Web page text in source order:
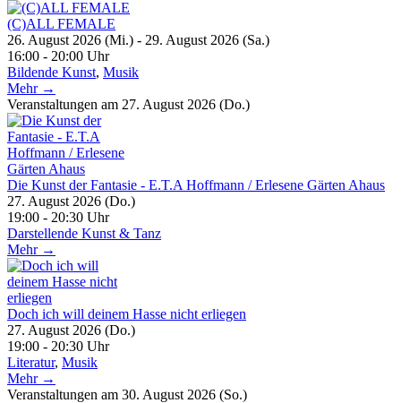
(C)ALL FEMALE
26. August 2026 (Mi.) - 29. August 2026 (Sa.)
16:00 - 20:00 Uhr
Bildende Kunst, Musik
Mehr →
Veranstaltungen am 27. August 2026 (Do.)
Die Kunst der Fantasie - E.T.A Hoffmann / Erlesene Gärten Ahaus
27. August 2026 (Do.)
19:00 - 20:30 Uhr
Darstellende Kunst & Tanz
Mehr →
Doch ich will deinem Hasse nicht erliegen
27. August 2026 (Do.)
19:00 - 20:30 Uhr
Literatur, Musik
Mehr →
Veranstaltungen am 30. August 2026 (So.)